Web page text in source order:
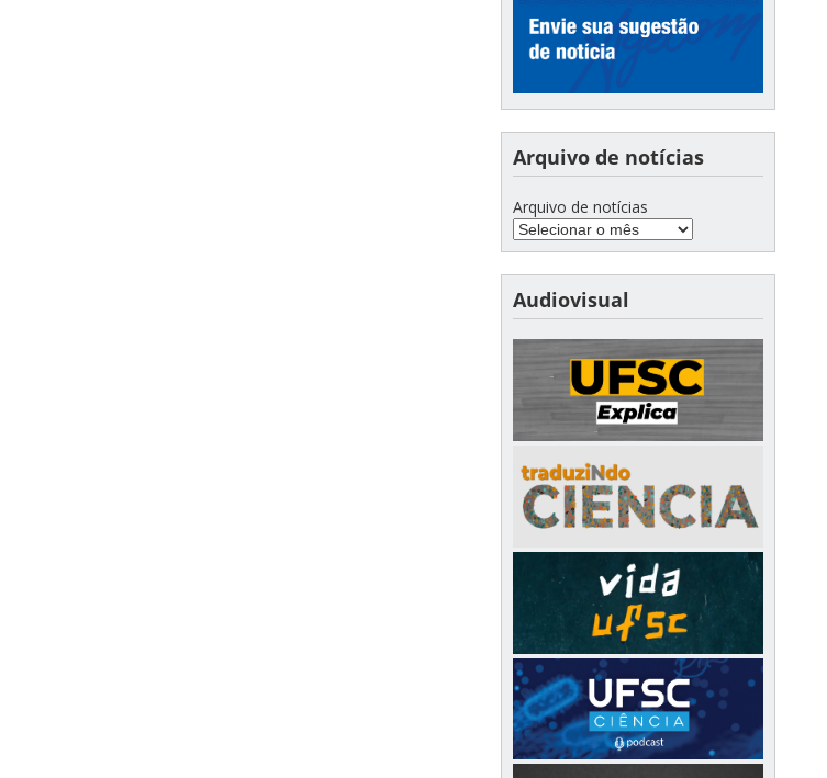
Arquivo de notícias
Arquivo de notícias
Audiovisual